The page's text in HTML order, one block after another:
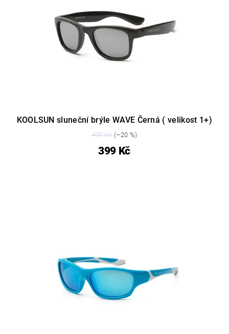
KOOLSUN sluneční brýle WAVE Černá ( velikost 1+)
499 Kč(–20 %)
399 Kč